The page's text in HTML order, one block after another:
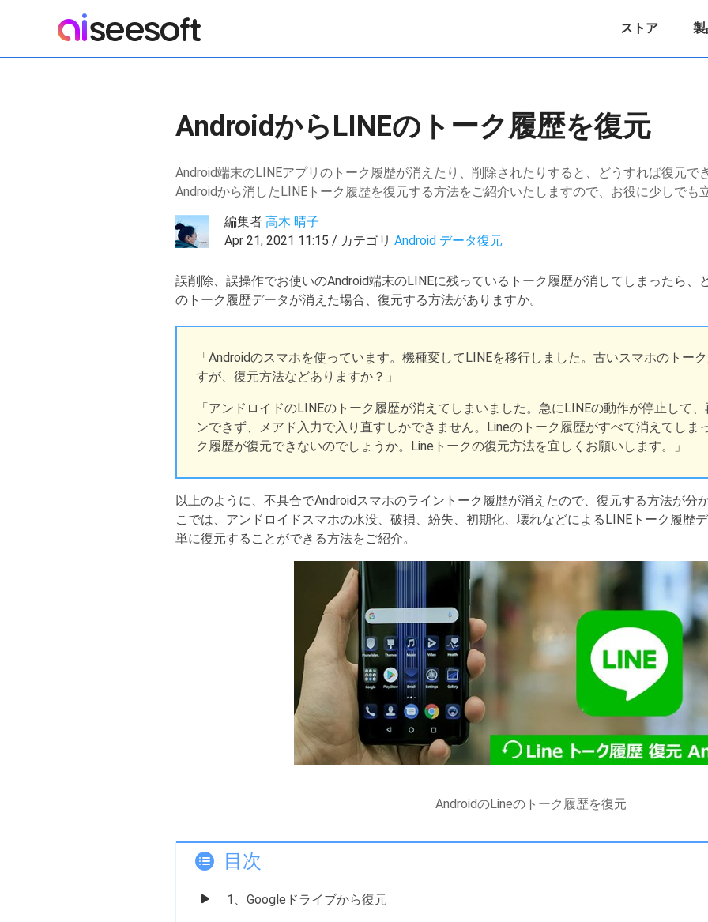
ストア
AndroidからLINEのトーク履歴を復元
Android端末のLINEアプリのトーク履歴が消えたり、削除されたりすると、どうすれば復元で
Androidから消したLINEトーク履歴を復元する方法をご紹介いたしますので、お役に少しでも
編集者 高木 晴子
Apr 21, 2021 11:15 / カテゴリ Android データ復元
誤削除、誤操作でお使いのAndroid端末のLINEに残っているトーク履歴が消してしまったら、
のトーク履歴データが消えた場合、復元する方法がありますか。
「Androidのスマホを使っています。機種変してLINEを移行しました。古いスマホのトー
すが、復元方法などありますか？」
「アンドロイドのLINEのトーク履歴が消えてしまいました。急にLINEの動作が停止して
ンできず、メアド入力で入り直すしかできません。Lineのトーク履歴がすべて消えてしま
ク履歴が復元できないのでしょうか。Lineトークの復元方法を宜しくお願いします。」
以上のように、不具合でAndroidスマホのライントーク履歴が消えたので、復元する方法が分
こでは、アンドロイドスマホの水没、破損、紛失、初期化、壊れなどによるLINEトーク履歴
単に復元することができる方法をご紹介。
AndroidのLineのトーク履歴を復元
目次
1、Googleドライブから復元